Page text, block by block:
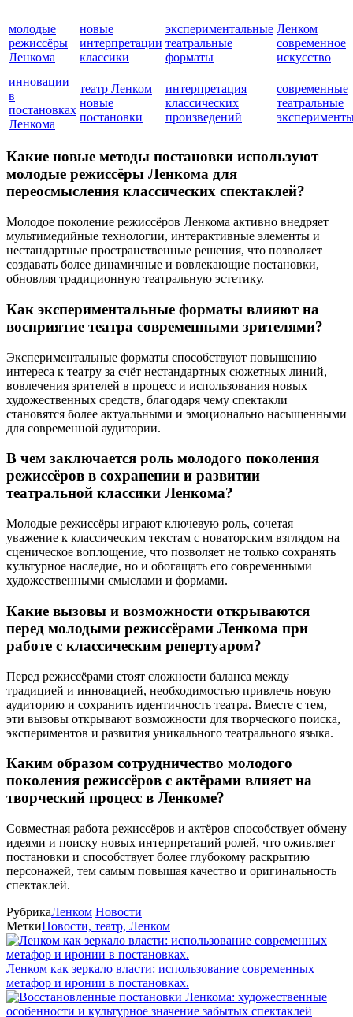
молодые
режиссёры
Ленкома
новые
интерпретации
классики
экспериментальные
театральные
форматы
Ленком
современное
искусство
инновации
в
постановках
Ленкома
театр Ленком
новые
постановки
интерпретация
классических
произведений
современные
театральные
Какие новые методы постановки используют
молодые режиссёры Ленкома для
переосмысления классических спектаклей?
Молодое поколение режиссёров Ленкома активно внедряет
мультимедийные технологии, интерактивные элементы и
нестандартные пространственные решения, что позволяет
создавать более динамичные и вовлекающие постановки,
обновляя традиционную театральную эстетику.
Как экспериментальные форматы влияют на
восприятие театра современными зрителями?
Экспериментальные форматы способствуют повышению
интереса к театру за счёт нестандартных сюжетных линий,
вовлечения зрителей в процесс и использования новых
художественных средств, благодаря чему спектакли
становятся более актуальными и эмоционально насыщенными
для современной аудитории.
В чем заключается роль молодого поколения
режиссёров в сохранении и развитии
театральной классики Ленкома?
Молодые режиссёры играют ключевую роль, сочетая
уважение к классическим текстам с новаторским взглядом на
сценическое воплощение, что позволяет не только сохранять
культурное наследие, но и обогащать его современными
художественными смыслами и формами.
Какие вызовы и возможности открываются
перед молодыми режиссёрами Ленкома при
работе с классическим репертуаром?
Перед режиссёрами стоят сложности баланса между
традицией и инновацией, необходимостью привлечь новую
аудиторию и сохранить идентичность театра. Вместе с тем,
эти вызовы открывают возможности для творческого поиска,
экспериментов и развития уникального театрального языка.
Каким образом сотрудничество молодого
поколения режиссёров с актёрами влияет на
творческий процесс в Ленкоме?
Совместная работа режиссёров и актёров способствует обмену
идеями и поиску новых интерпретаций ролей, что оживляет
постановки и способствует более глубокому раскрытию
персонажей, тем самым повышая качество и оригинальность
спектаклей.
РубрикаЛенком Новости
МеткиНовости, театр, Ленком
Ленком как зеркало власти: использование современных
метафор и иронии в постановках.